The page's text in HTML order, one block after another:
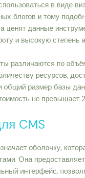
в виде
блогов и тому
ценят данные
и высокую степень
различаются по
ресурсов,
общий размер базы
не превышает
CMS
оболочку,
Она
интерфейс,